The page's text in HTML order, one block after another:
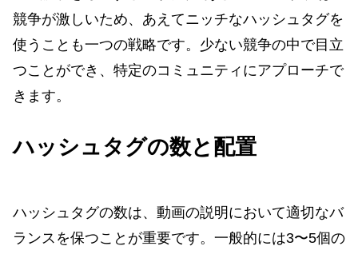
競争が激しいため、あえてニッチなハッシュタグを
使うことも一つの戦略です。少ない競争の中で目立
つことができ、特定のコミュニティにアプローチで
きます。
ハッシュタグの数と配置
ハッシュタグの数は、動画の説明において適切なバ
ランスを保つことが重要です。一般的には3〜5個の